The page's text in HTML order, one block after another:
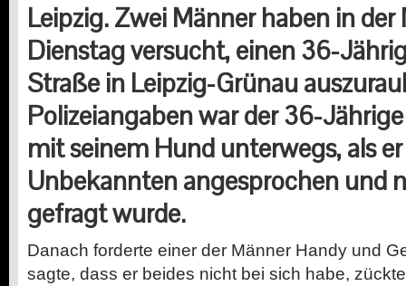
Leipzig. Zwei Männer haben in
Dienstag versucht, einen 36-
Straße in Leipzig-Grünau
Polizeiangaben war der 36-
mit seinem Hund unterwegs, als
Unbekannten angesprochen und
gefragt wurde.
Danach forderte einer der Männer Handy und
sagte, dass er beides nicht bei sich habe,